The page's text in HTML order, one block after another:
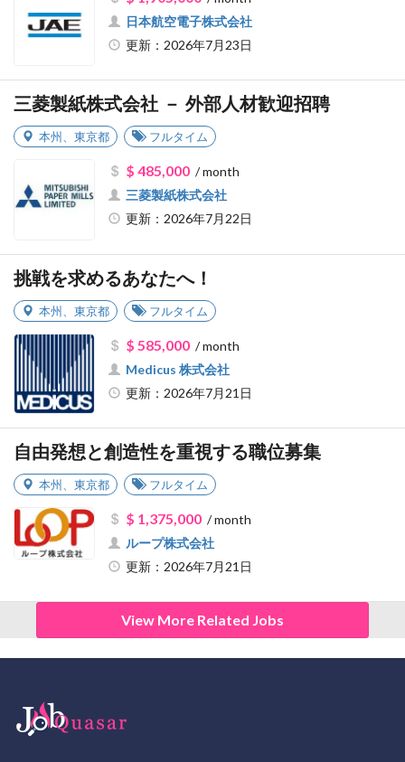
日本航空電子株式会社
更新：2026年7月23日
三菱製紙株式会社 － 外部人材歓迎招聘
本州 東京都 フルタイム
$ 485,000/ month
三菱製紙株式会社
更新：2026年7月22日
挑戦を求めるあなたへ！
本州 東京都 フルタイム
$ 585,000/ month
Medicus 株式会社
更新：2026年7月21日
自由発想と創造性を重視する職位募集
本州 東京都 フルタイム
$ 1,375,000/ month
ループ株式会社
更新：2026年7月21日
View More Related Jobs